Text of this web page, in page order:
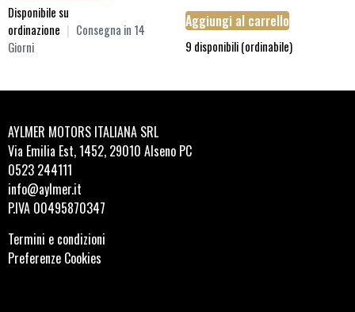
Disponibile su
ordinazione | Consegna in 14
Giorni
Aggiungi al carrello
9 disponibili (ordinabile)
AYLMER MOTORS ITALIANA SRL
Via Emilia Est, 1452, 29010 Alseno PC
0523 244111
info@aylmer.it
P.IVA 00495870347
Termini e condizioni
Preferenze Cookies